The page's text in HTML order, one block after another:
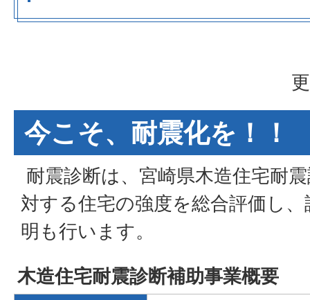
今こそ、耐震化を！！
耐震診断は、宮崎県木造住宅耐
対する住宅の強度を総合評価し
明も行います。
木造住宅耐震診断補助事業概要